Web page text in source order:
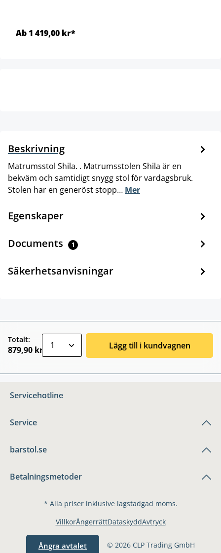
Ab 1 419,00 kr*
Beskrivning
Matrumsstol Shila. . Matrumsstolen Shila är en
bekväm och samtidigt snygg stol för vardagsbruk.
Stolen har en generöst stopp… Mer
Egenskaper
Documents 1
Säkerhetsanvisningar
Totalt:
879,90 kr Lägg till i kundvagnen
Servicehotline
Service
barstol.se
Betalningsmetoder
* Alla priser inklusive lagstadgad moms.
Ångra avtalet © 2026 CLP Trading GmbH
VillkorÅngerrättDataskyddAvtryck